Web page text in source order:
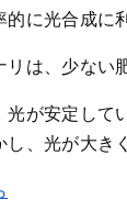
的に光合成に
は、少ない
が安定して
し、光が大き